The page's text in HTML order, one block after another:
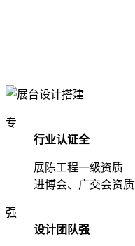
专
行业认证全
展陈工程一级资质
进博会、广交会资质
强
设计团队强